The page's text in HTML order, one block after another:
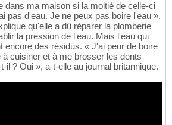
dans ma maison si la moitié de celle-ci
pas d'eau. Je ne peux pas boire l'eau »,
qu'elle a dû réparer la plomberie
la pression de l'eau. Mais l'eau qui
encore des résidus. « J'ai peur de boire
à cuisiner et à me brosser les dents
il ? Oui », a-t-elle au journal britannique.